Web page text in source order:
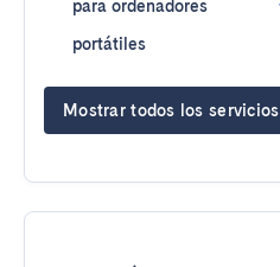
para ordenadores
portátiles
Mostrar todos los servicios